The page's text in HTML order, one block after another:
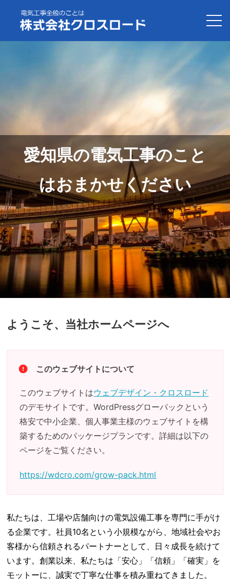
愛知県の電気工事のこと
はおまかせください
ようこそ、当社ホームページへ
このウェブサイトについて
このウェブサイトはウェブデザイン・クロスロード
のデモサイトです。WordPressグローパックという
格安で中小企業、個人事業主様のウェブサイトを構
築するためのパッケージプランです。詳細は以下の
ページをご覧ください。
https://wdcro.com/grow-pack.html
私たちは、工場や店舗向けの電気設備工事を専門に手がけ
る企業です。社員10名という小規模ながら、地域社会やお
客様から信頼されるパートナーとして、日々成長を続けて
います。創業以来、私たちは「安心」「信頼」「確実」を
モットーに、誠実で丁寧な仕事を積み重ねてきました。